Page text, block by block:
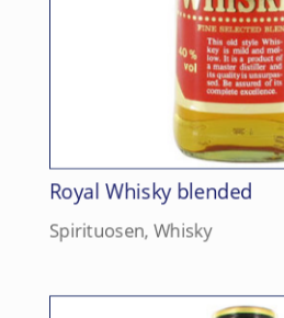
Royal Whisky blended
Spirituosen, Whisky